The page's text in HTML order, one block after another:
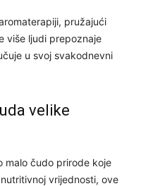
pružajući
više ljudi prepoznaje
u svoj svakodnevni
velike
malo čudo prirode koje
vrijednosti, ove